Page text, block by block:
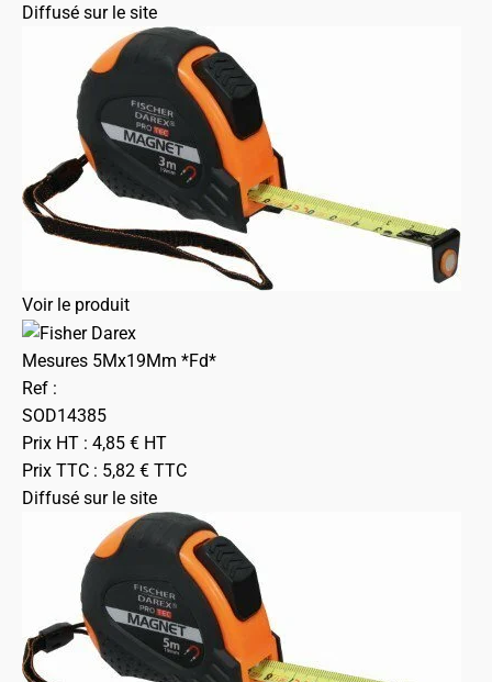
Diffusé sur le site
Voir le produit
Mesures 5Mx19Mm *Fd*
Ref :
SOD14385
Prix HT : 4,85 € HT
Prix TTC : 5,82 € TTC
Diffusé sur le site